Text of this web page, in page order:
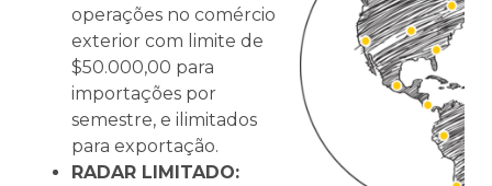
operações no comércio
exterior com limite de
$50.000,00 para
importações por
semestre, e ilimitados
para exportação. ​
RADAR LIMITADO: